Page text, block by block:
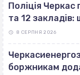
Поліція Черкас
та 12 закладів:
8 СЕРПНЯ 2026
боржникам